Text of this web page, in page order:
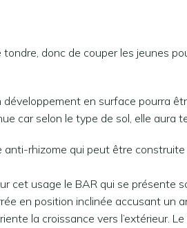
donc de couper les jeunes
en surface pourra
car selon le type de sol, elle aura
rhizome qui peut être
cet usage le BAR qui se présente
en position inclinée accusant un
la croissance vers l’extérieur.